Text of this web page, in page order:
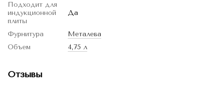
Подходит для
индукционной
плиты
Да
Фурнитура
Металева
Объем
4,75 л
Отзывы